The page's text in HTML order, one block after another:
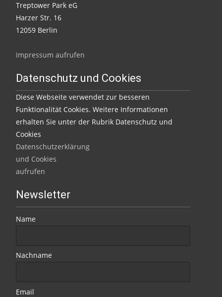
Treptower Park eG
Harzer Str. 16
12059 Berlin
Impressum aufrufen
Datenschutz und Cookies
Diese Webseite verwendet zur besseren
Funktionalität Cookies. Weitere Informationen
erhalten Sie unter der Rubrik Datenschutz und
Cookies
Datenschutzerklärung
und Cookies
aufrufen
Newsletter
Name
Nachname
Email